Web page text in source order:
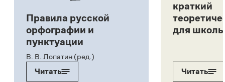
Правила русской
орфографии и
пунктуации
В. В. Лопатин (ред.)
Читать
краткий
для
Читать